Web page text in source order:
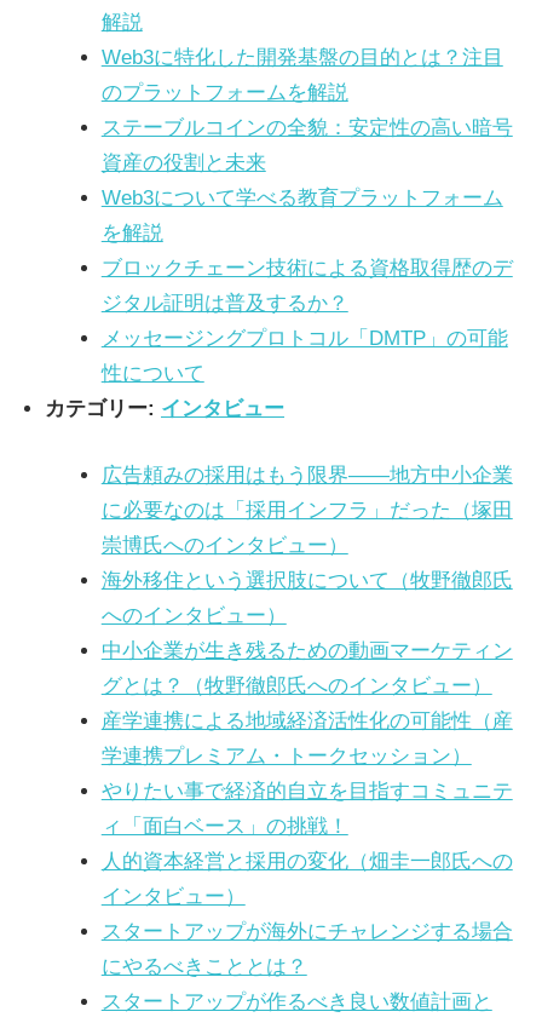
解説
Web3に特化した開発基盤の目的とは？注目
のプラットフォームを解説
ステーブルコインの全貌：安定性の高い暗号
資産の役割と未来
Web3について学べる教育プラットフォーム
を解説
ブロックチェーン技術による資格取得歴のデ
ジタル証明は普及するか？
メッセージングプロトコル「DMTP」の可能
性について
カテゴリー: インタビュー
広告頼みの採用はもう限界——地方中小企業
に必要なのは「採用インフラ」だった（塚田
崇博氏へのインタビュー）
海外移住という選択肢について（牧野徹郎氏
へのインタビュー）
中小企業が生き残るための動画マーケティン
グとは？（牧野徹郎氏へのインタビュー）
産学連携による地域経済活性化の可能性（産
学連携プレミアム・トークセッション）
やりたい事で経済的自立を目指すコミュニテ
ィ「面白ベース」の挑戦！
人的資本経営と採用の変化（畑圭一郎氏への
インタビュー）
スタートアップが海外にチャレンジする場合
にやるべきこととは？
スタートアップが作るべき良い数値計画と